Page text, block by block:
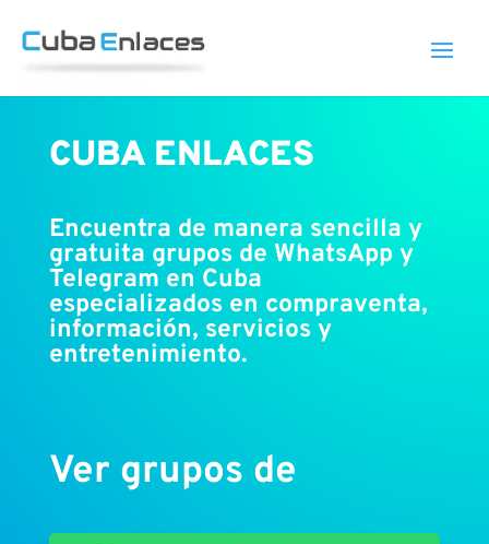
CUBA ENLACES
Encuentra de manera sencilla y
gratuita grupos de WhatsApp y
Telegram en Cuba
especializados en compraventa,
información, servicios y
entretenimiento.
Ver grupos de